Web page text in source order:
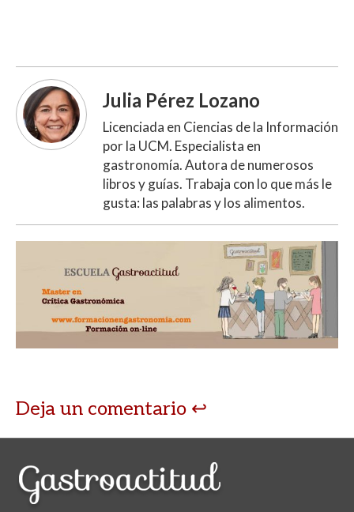
Julia Pérez Lozano
Licenciada en Ciencias de la Información
por la UCM. Especialista en
gastronomía. Autora de numerosos
libros y guías. Trabaja con lo que más le
gusta: las palabras y los alimentos.
Deja un comentario